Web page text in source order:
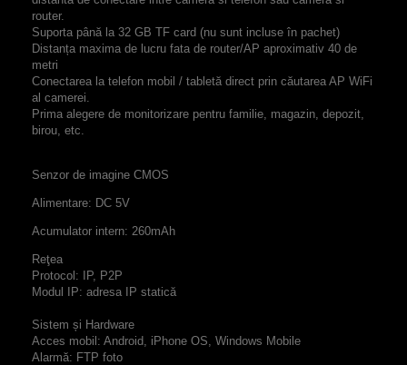
router.
Suporta până la 32 GB TF card (nu sunt incluse în pachet)
Distanța maxima de lucru fata de router/AP aproximativ 40 de
metri
Conectarea la telefon mobil / tabletă direct prin căutarea AP WiFi
al camerei.
Prima alegere de monitorizare pentru familie magazin depozit,
birou etc.
Senzor de imagine CMOS
Alimentare: DC 5V
Acumulator intern: 260mAh
Reţea
Protocol: IP, P2P
Modul IP: adresa IP statică
Sistem și Hardware
Acces mobil: Android, iPhone OS, Windows Mobile
Alarmă: FTP foto